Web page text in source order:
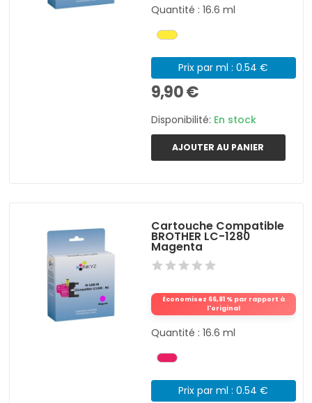
Quantité : 16.6 ml
Prix par ml : 0.54 €
9,90 €
Disponibilité: En stock
AJOUTER AU PANIER
Cartouche Compatible
BROTHER LC-1280
Magenta
Économisez 66,81 % par rapport à
l'original
Quantité : 16.6 ml
Prix par ml : 0.54 €